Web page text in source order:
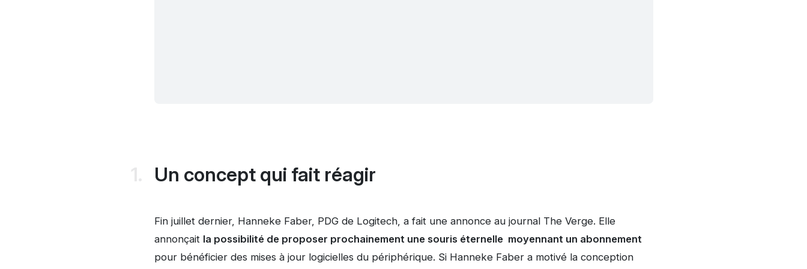
Un concept qui fait réagir
Fin juillet dernier, Hanneke Faber, PDG de Logitech, a fait une annonce au journal The Verge. Elle
annonçait la possibilité de proposer prochainement une souris éternelle moyennant un abonnement
pour bénéficier des mises à jour logicielles du périphérique. Si Hanneke Faber a motivé la conception